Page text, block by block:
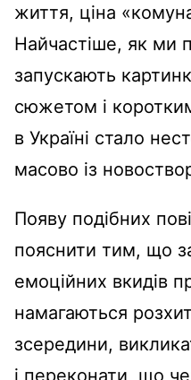
життя, ціна
Найчастіше, як ми
запускають
сюжетом і
в Україні стало
масово із
Появу подібних
пояснити тим, що
емоційних вкидів
намагаються
зсередини,
і переконати, що